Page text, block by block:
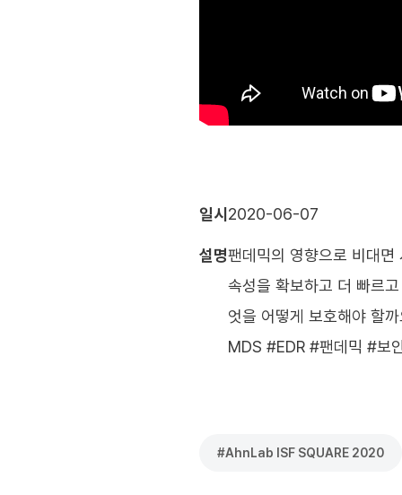
일시
설명
2020-06-07
팬데믹의 영향으로 비대
속성을 확보하고 더 빠르
엇을 어떻게 보호해야 할
MDS #EDR #팬데믹 #보
#AhnLab ISF SQUARE 2020